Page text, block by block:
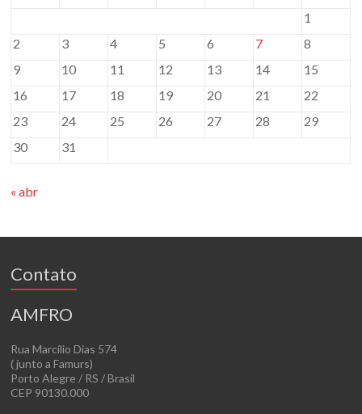
1
2
3 4 5 6 7
8
9
10 11 12 13 14
15
16
17 18 19 20 21
22
23
24 25 26 27 28
29
30
31
« abr
Contato
AMFRO
Rua Marcílio Dias 574
( junto a Famurs)
Porto Alegre / RS / Brasil
CEP 90130.000